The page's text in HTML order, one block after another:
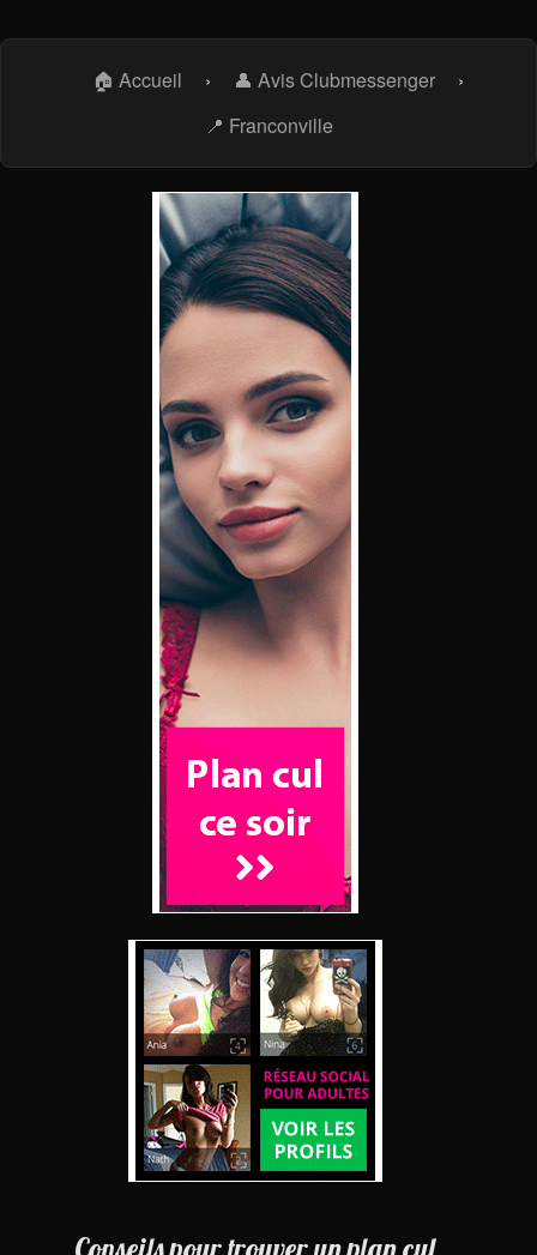
🏠 Accueil › 👤 Avis Clubmessenger
›
📍 Franconville
Conseils pour trouver un plan cul